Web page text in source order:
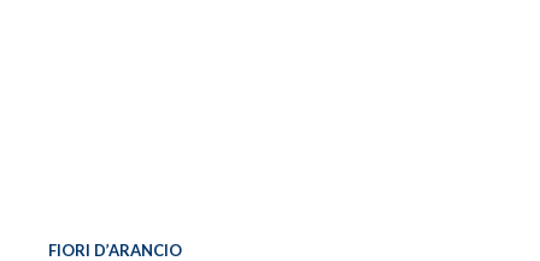
FIORI D’ARANCIO